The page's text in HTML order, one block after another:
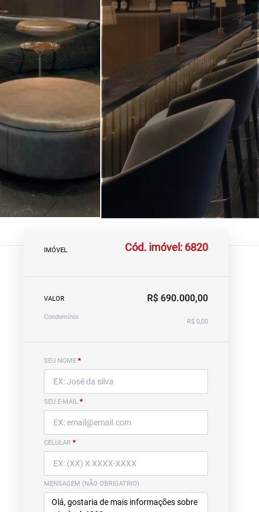
IMÓVEL Cód. imóvel: 6820
VALOR R$ 690.000,00
Condomínio
R$ 0,00
SEU NOME *
SEU E-MAIL *
CELULAR *
MENSAGEM (NÃO OBRIGATRIO)